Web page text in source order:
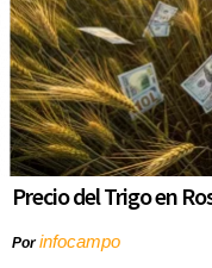
Precio del Trigo en
Porinfocampo